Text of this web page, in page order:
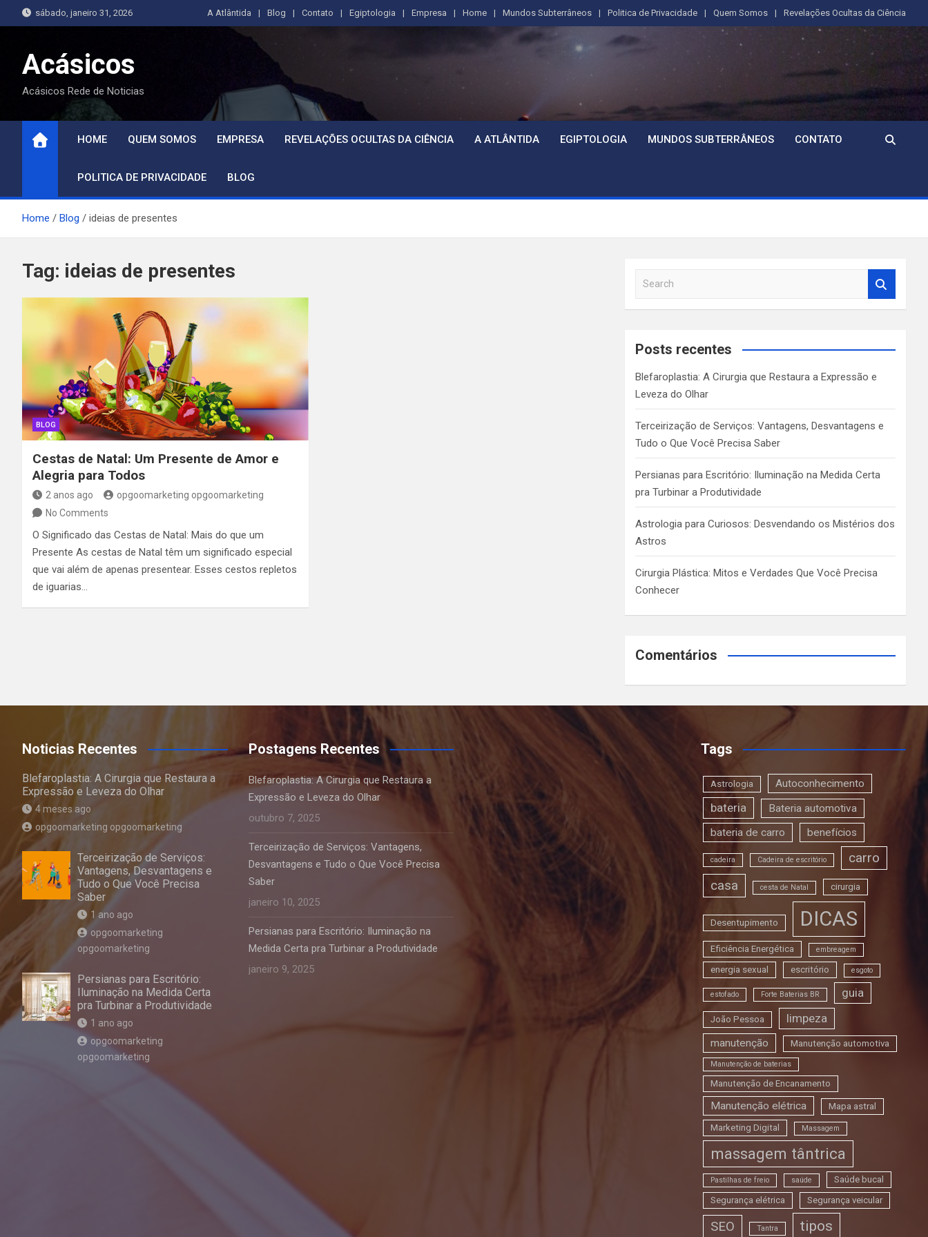
to
sábado, janeiro 31, 2026 A Atlântida Blog Contato Egiptologia Empresa Home Mundos Subterrâneos Politica de Privacidade Quem Somos Revelações Ocultas da Ciência
Acásicos
Acásicos Rede de Noticias
HOME QUEM SOMOS EMPRESA REVELAÇÕES OCULTAS DA CIÊNCIA A ATLÂNTIDA EGIPTOLOGIA MUNDOS SUBTERRÂNEOS CONTATO
POLITICA DE PRIVACIDADE BLOG
Home Blog ideias de presentes
Tag: ideias de presentes
BLOG
Cestas de Natal: Um Presente de Amor e
Alegria para Todos
2 anos ago
opgoomarketing opgoomarketing
No Comments
O Significado das Cestas de Natal: Mais do que um
Presente As cestas de Natal têm um significado especial
que vai além de apenas presentear. Esses cestos repletos
de iguarias…
a
c
Posts recentes
Blefaroplastia: A Cirurgia que Restaura a Expressão e
Leveza do Olhar
Terceirização de Serviços: Vantagens, Desvantagens e
Tudo o Que Você Precisa Saber
Persianas para Escritório: Iluminação na Medida Certa
pra Turbinar a Produtividade
Astrologia para Curiosos: Desvendando os Mistérios dos
Astros
Cirurgia Plástica: Mitos e Verdades Que Você Precisa
Conhecer
Comentários
Noticias Recentes
Blefaroplastia: A Cirurgia que Restaura a
Expressão e Leveza do Olhar
4 meses ago
opgoomarketing opgoomarketing
Terceirização de Serviços:
Vantagens, Desvantagens e
Tudo o Que Você Precisa
Saber
1 ano ago
opgoomarketing
opgoomarketing
Persianas para Escritório:
Iluminação na Medida Certa
pra Turbinar a Produtividade
1 ano ago
opgoomarketing
opgoomarketing
Postagens Recentes
Blefaroplastia: A Cirurgia que Restaura a
Expressão e Leveza do Olhar
outubro 7, 2025
Terceirização de Serviços: Vantagens,
Desvantagens e Tudo o Que Você Precisa
Saber
janeiro 10, 2025
Persianas para Escritório: Iluminação na
Medida Certa pra Turbinar a Produtividade
janeiro 9, 2025
Tags
Astrologia Autoconhecimento
bateria
Bateria automotiva
bateria de carro
benefícios
cadeira Cadeira de escritório
carro
casa
cesta de Natal cirurgia
Desentupimento DICAS
Eficiência Energética embreagem
energia sexual escritório esgoto
estofado Forte Baterias BR guia
João Pessoa limpeza
manutenção Manutenção automotiva
Manutenção de baterias
Manutenção de Encanamento
Manutenção elétrica Mapa astral
Marketing Digital Massagem
massagem tântrica
Pastilhas de freio saúde
Saúde bucal
Segurança elétrica
Segurança veicular
SEO Tantra tipos